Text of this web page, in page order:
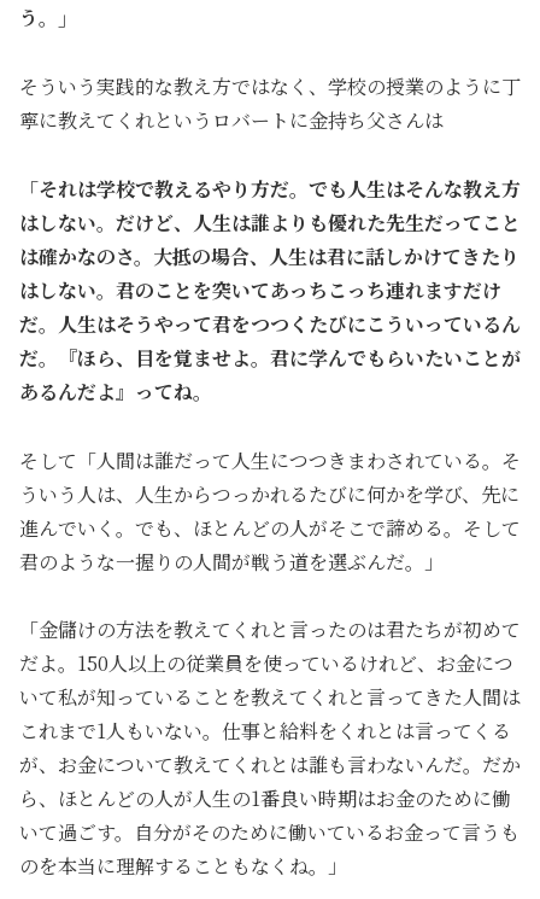
う。」
そういう実践的な教え方ではなく、学校の授業のように丁
寧に教えてくれというロバートに金持ち父さんは
「それは学校で教えるやり方だ。でも人生はそんな教え方
はしない。だけど、人生は誰よりも優れた先生だってこと
は確かなのさ。大抵の場合、人生は君に話しかけてきたり
はしない。君のことを突いてあっちこっち連れますだけ
だ。人生はそうやって君をつつくたびにこういっているん
だ。『ほら、目を覚ませよ。君に学んでもらいたいことが
あるんだよ』ってね。
そして「人間は誰だって人生につつきまわされている。そ
ういう人は、人生からつっかれるたびに何かを学び、先に
進んでいく。でも、ほとんどの人がそこで諦める。そして
君のような一握りの人間が戦う道を選ぶんだ。」
「金儲けの方法を教えてくれと言ったのは君たちが初めて
だよ。150人以上の従業員を使っているけれど、お金につ
いて私が知っていることを教えてくれと言ってきた人間は
これまで1人もいない。仕事と給料をくれとは言ってくる
が、お金について教えてくれとは誰も言わないんだ。だか
ら、ほとんどの人が人生の1番良い時期はお金のために働
いて過ごす。自分がそのために働いているお金って言うも
のを本当に理解することもなくね。」